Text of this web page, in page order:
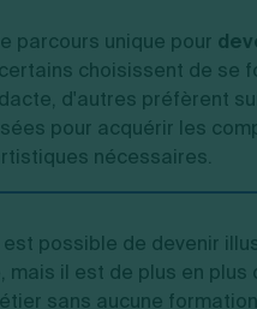
parcours unique pour
choisissent de se
d'autres préfèrent
pour acquérir les
nécessaires.
est possible de devenir
mais il est de plus en plus
sans aucune